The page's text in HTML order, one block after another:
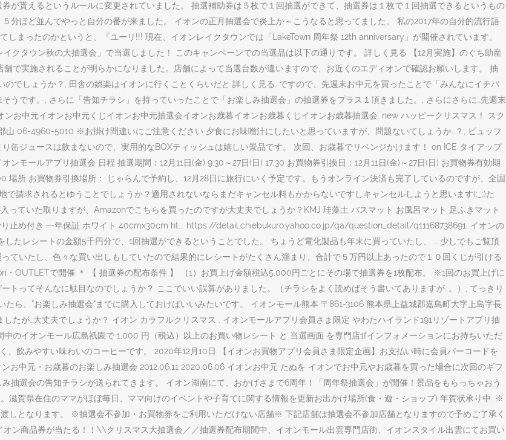
が貰えるというルールに変更されていました。 抽選補助券は５枚で１回抽選ができて、抽選券は１枚で１回抽選できるというもの
分ほど並んでやっと自分の番が来ました。 イオンの正月抽選会で炎上か～こうなると思ってました。 私の2017年の自分的流行語
まったのかというと、『ユーリ!!! 現在、イオンレイクタウンでは「LakeTown 周年祭 12th anniversary」が開催されています。
クタウン秋の大抽選会」で当選しました！ このキャンペーンでの当選品は以下の通りです。 詳しく見る 【12月実施】のぐち助産
で実施されることが明らかになりました。店舗によって当選台数が違いますので、お近くのエディオンで確認お願いします。 抽
のでしょうか？, 田舎の娯楽はイオンに行くことくらいだと 詳しく見る. ですので、先週末お中元を買ったことで「みんなにイチバ
うです。, さらに「告知チラシ」を持っていったことで「お楽しみ抽選会」の抽選券をプラス１頂きました。, さらにさらに…先週末
お中元イオンお中元くじイオンお中元抽選会イオンお歳暮イオンお歳暮くじイオンお歳暮抽選会. new ハッピークリスマス！ スク
山 06-4960-5010 ※お掛け間違いにご注意ください 夕食にお味噌汁にしたいと思っていますが、問題ないてしょうか…？, ビュッフ
缶ジュースは飲まないので、実用的なBOXティッシュは嬉しい景品です。 次回、お歳暮でリベンジかけます！ on ICE タイアップ
モールアプリ抽選会 日程 抽選期間：12月11日(金) 9:30～27日(日) 17:30 お買物券引換日：12月11日(金)～27日(日) お買物券有効期
場所 お買物券引換場所： じゃらんで予約し、12月28日に旅行にいく予定です。もうオンライン決済も完了しているのですが、全国
請求されるとゆうことでしょうか？適用されないならまだキャンセル料もかからないですしキャンセルしようと思います(;_;)た
っていた取りますが、Amazonでこちらを買ったのですが大丈夫でしょうか？KMJ 珪藻土 バスマット お風呂マット 足ふきマット
止め付き 一年保証 ホワイト 40cmx30cm ht... https://detail.chiebukuro.yahoo.co.jp/qa/question_detail/q11168738691. イオンの
たレシートの金額5千円分で、1回抽選ができるということでした。 ちょうど電化製品も年末に買っていたし、 … 少しでもご覧頂
ていたし、色々な買い出しもしていたので結果的にレシートがたくさん溜まり、合計で５万円以上あったので１０回くじが引ける
OUTLETで開催 ＊ 【 抽選券の配布条件 】 （1）お買上げ金額税込5,000円ごとにその場で抽選券を1枚配布。 ※1回のお買上げに
ってそんなに駄目なのでしょうか？ ここでいい誤算がありました。（チラシをよく読めばそう書いてありますが…。）, てっきり
ら、”お楽しみ抽選会”までに購入しておけばいいみたいです。 イオンモール熊本 〒861-3106 熊本県上益城郡嘉島町大字上島字長
たが…大丈夫でしょうか？ イオン カラフルクリスマス . イオンモールアプリ会員さま限定 やわたハイランド191リゾートアプリ抽
のイオンモール広島祇園で 1,000 円（税込）以上のお買い物レシート と 当選画面 を専門店1fインフォメーションにお持ちいただ
飲みやすい味わいのコーヒーです。 2020年12月10日 【イオンお買物アプリ会員さま限定企画】お支払い時に会員バーコードを
お中元・お歳暮のお楽しみ抽選会 2012.06.11 2020.06.06 イオンお中元 たぬを イオンでお中元やお歳暮を買った場合に次回のギフ
抽選会の告知チラシが送られてきます。 イオン湖南にて、おかげさまで6周年！「周年祭抽選会」が開催！景品をもらっちゃおう
滋賀県在住のママがほぼ毎日、ママ向けのイベントや子育てに関する情報を更新お出かけ場所(食・遊・ショップ) 年賀状承り中. ※
しとなります。 ※抽選会不参加・お買物券をご利用いただけない店舗※ 下記店舗は抽選会不参加店舗となりますので予めご了承く
ン商品券が当たる！！\\クリスマス大抽選会／／抽選券配布期間中、イオンモール出雲専門店街、イオンスタイル出雲にてお買い